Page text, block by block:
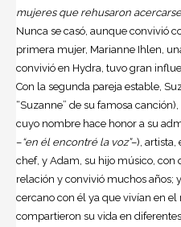
mujeres que rehusaron
Nunca se casó, aunque convivió
primera mujer, Marianne Ihlen,
convivió en Hydra, tuvo gran
Con la segunda pareja estable,
“Suzanne” de su famosa
cuyo nombre hace honor a su
–“en él encontré la voz”–), artista,
chef, y Adam, su hijo músico, con
relación y convivió muchos años;
cercano con él ya que vivían en
compartieron su vida en